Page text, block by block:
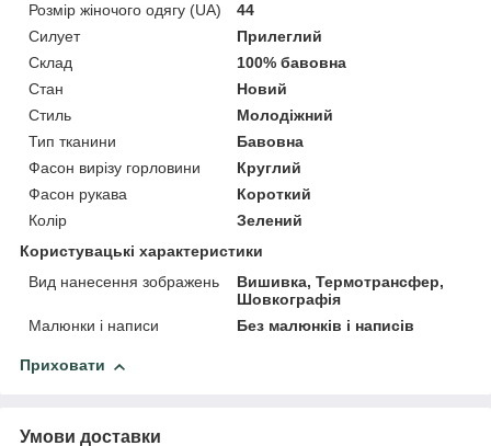
Розмір жіночого одягу (UA)
44
Силует
Прилеглий
Склад
100% бавовна
Стан
Новий
Стиль
Молодіжний
Тип тканини
Бавовна
Фасон вирізу горловини
Круглий
Фасон рукава
Короткий
Колір
Зелений
Користувацькі характеристики
Вид нанесення зображень
Вишивка, Термотрансфер,
Шовкографія
Малюнки і написи
Без малюнків і написів
Приховати
Умови доставки